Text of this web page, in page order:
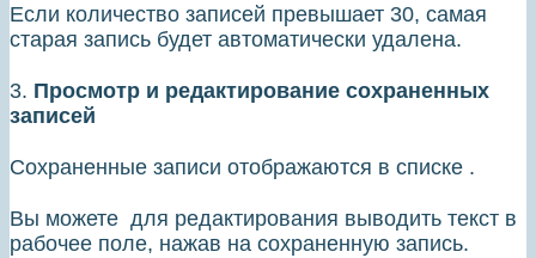
Если количество записей превышает 30, самая
старая запись будет автоматически удалена.
3. Просмотр и редактирование сохраненных
записей
Сохраненные записи отображаются в списке .
Вы можете для редактирования выводить текст в
рабочее поле, нажав на сохраненную запись.